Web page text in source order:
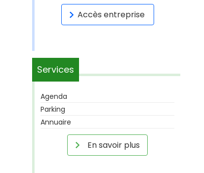
Accès entreprise
Services
Agenda
Parking
Annuaire
En savoir plus